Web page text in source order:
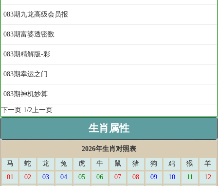
083期九龙高级会员报
083期富婆透密数
083期精解版-彩
083期幸运之门
083期神机妙算
下一页 1/2上一页
生肖属性
2026年生肖对照表
马
蛇 龙 兔 虎 牛 鼠 猪 狗 鸡 猴
羊
01
02 03 04 05 06 07 08 09 10 11
12